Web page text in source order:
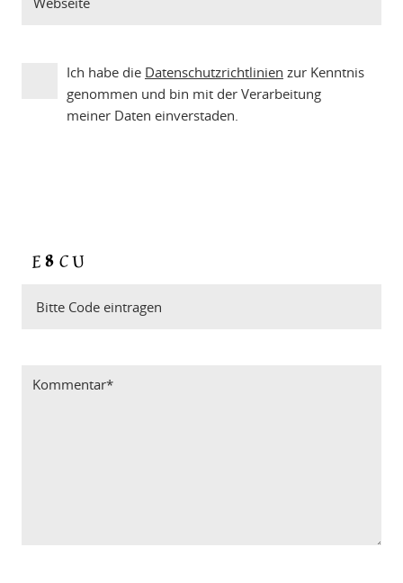
Ich habe die Datenschutzrichtlinien zur Kenntnis
genommen und bin mit der Verarbeitung
meiner Daten einverstaden.